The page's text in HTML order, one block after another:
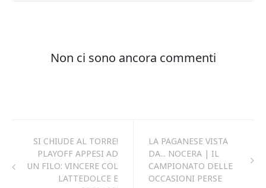
SI CHIUDE AL TORRE!
PLAYOFF APPESI AD
UN FILO: VINCERE COL
LATTEDOLCE E
LA PAGANESE VISTA
DA... NOCERA | IL
CAMPIONATO DELLE
OCCASIONI PERSE